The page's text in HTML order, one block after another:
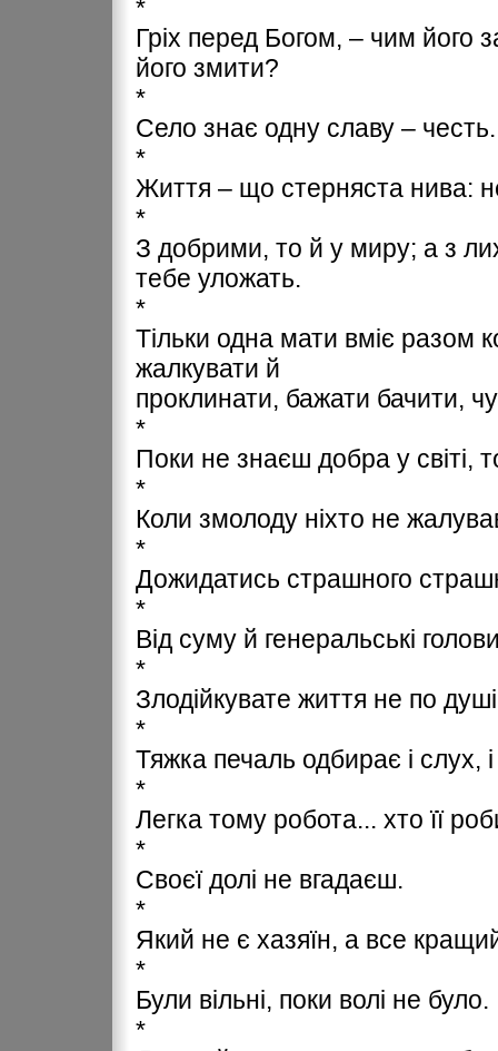
*
Гріх перед Богом, – чим
його змити?
*
Село знає одну славу – честь.
*
Життя – що стерняста нива:
*
З добрими, то й у миру; а з
тебе уложать.
*
Тільки одна мати вміє разом
жалкувати й
проклинати, бажати бачити,
*
Поки не знаєш добра у світі,
*
Коли змолоду ніхто не
*
Дожидатись страшного
*
Від суму й генеральські
*
Злодійкувате життя не по
*
Тяжка печаль одбирає і слух,
*
Легка тому робота... хто її
*
Своєї долі не вгадаєш.
*
Який не є хазяїн, а все
*
Були вільні, поки волі не було.
*